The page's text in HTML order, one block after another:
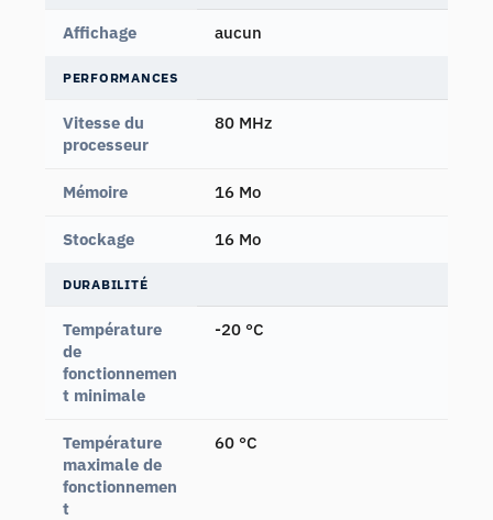
Affichage aucun
PERFORMANCES
Vitesse du
processeur
80 MHz
Mémoire 16 Mo
Stockage 16 Mo
DURABILITÉ
Température
de
fonctionnemen
t minimale
-20 °C
Température
maximale de
fonctionnemen
t
60 °C